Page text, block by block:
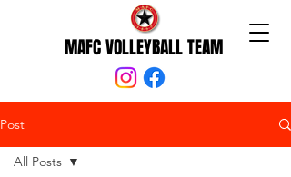
MAFC VOLLEYBALL TEAM
Post
All Posts